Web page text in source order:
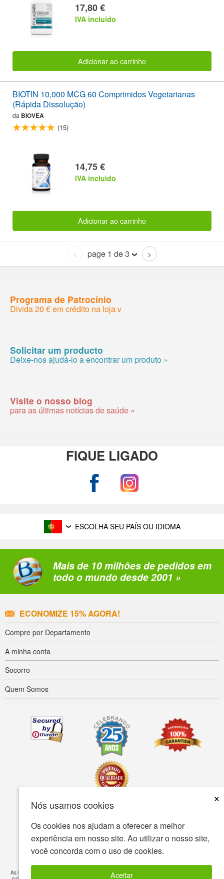
Nós usamos cookies
×
Os cookies nos ajudam a oferecer a melhor
experiência em nosso site. Ao utilizar o nosso site,
você concorda com o uso de cookies.
Aceitar
17,80 €
IVA incluido
Adicionar ao carrinho
BIOTIN 10,000 MCG 60 Comprimidos Vegetarianas
(Rápida Dissolução)
da BIOVEA
(15)
14,75 €
IVA incluido
Adicionar ao carrinho
< page 1 de 3 >
Programa de Patrocínio
Divida 20 € em crédito na loja v
Solicitar um producto
Deixe-nos ajudá-lo a encontrar um produto »
Visite o nosso blog
para as últimas notícias de saúde »
FIQUE LIGADO
ESCOLHA SEU PAÍS OU IDIOMA
Mais de 10 milhões de pedidos em
todo o mundo desde 2001 »
ECONOMIZE 15% AGORA!
Compre por Departamento
A minha conta
Socorro
Quem Somos
Acessibilidade Termos de uso política de Privacidade
A política de segurança
As informações fornecidas neste site destina-se ao seu conhecimento geral e não é um